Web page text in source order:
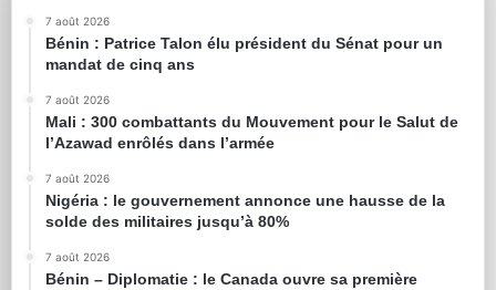
7 août 2026
Bénin : Patrice Talon élu président du Sénat pour un
mandat de cinq ans
7 août 2026
Mali : 300 combattants du Mouvement pour le Salut de
l’Azawad enrôlés dans l’armée
7 août 2026
Nigéria : le gouvernement annonce une hausse de la
solde des militaires jusqu’à 80%
7 août 2026
Bénin – Diplomatie : le Canada ouvre sa première